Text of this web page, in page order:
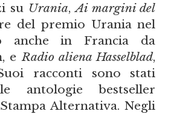
su Urania,Ai margini del
del premio Urania nel
anche in Francia da
eRadio aliena Hasselblad,
racconti sono stati
antologie bestseller
Alternativa. Negli